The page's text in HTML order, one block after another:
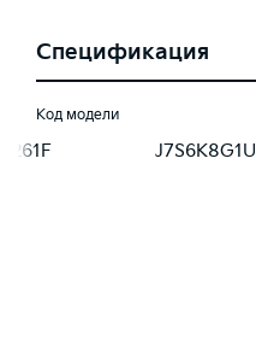
Спецификация
Код модели
J7S6K8G1U